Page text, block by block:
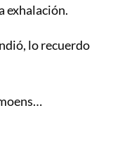
exhalación.
lo recuerdo